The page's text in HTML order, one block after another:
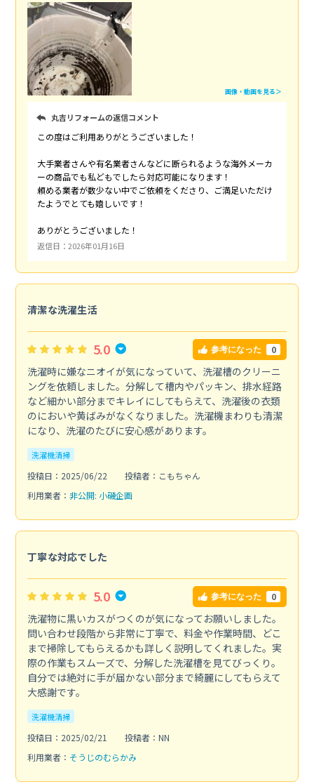
画像・動画を見る＞
丸吉リフォームの返信コメント
この度はご利用ありがとうございました！
大手業者さんや有名業者さんなどに断られるような海外メーカ
ーの商品でも私どもでしたら対応可能になります！
頼める業者が数少ない中でご依頼をくださり、ご満足いただけ
たようでとても嬉しいです！
ありがとうございました！
返信日：2026年01月16日
清潔な洗濯生活
5.0 参考になった 0
洗濯時に嫌なニオイが気になっていて、洗濯槽のクリーニ
ングを依頼しました。分解して槽内やパッキン、排水経路
など細かい部分までキレイにしてもらえて、洗濯後の衣類
のにおいや黄ばみがなくなりました。洗濯機まわりも清潔
になり、洗濯のたびに安心感があります。
洗濯機清掃
投稿日：2025/06/22
投稿者：こもちゃん
利用業者： 非公開: 小磯企画
丁寧な対応でした
5.0 参考になった 0
洗濯物に黒いカスがつくのが気になってお願いしました。
問い合わせ段階から非常に丁寧で、料金や作業時間、どこ
まで掃除してもらえるかも詳しく説明してくれました。実
際の作業もスムーズで、分解した洗濯槽を見てびっくり。
自分では絶対に手が届かない部分まで綺麗にしてもらえて
大感謝です。
洗濯機清掃
投稿日：2025/02/21
投稿者：NN
利用業者： そうじのむらかみ